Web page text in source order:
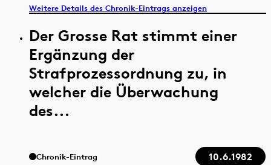
Weitere Details des Chronik-Eintrags anzeigen
Der Grosse Rat stimmt einer
Ergänzung der
Strafprozessordnung zu, in
welcher die Überwachung
des...
Chronik-Eintrag 10.6.1982